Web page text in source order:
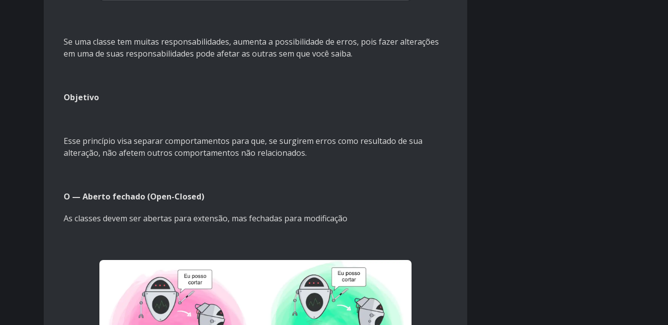
Se uma classe tem muitas responsabilidades, aumenta a possibilidade de erros, pois fazer alterações
em uma de suas responsabilidades pode afetar as outras sem que você saiba.
Objetivo
Esse princípio visa separar comportamentos para que, se surgirem erros como resultado de sua
alteração, não afetem outros comportamentos não relacionados.
O — Aberto fechado (Open-Closed)
As classes devem ser abertas para extensão, mas fechadas para modificação